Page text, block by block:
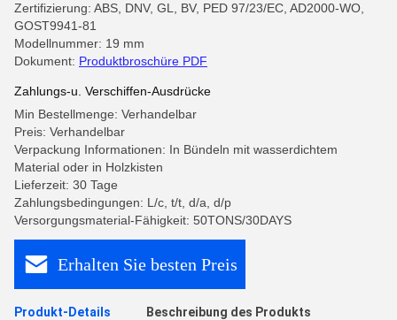
Zertifizierung: ABS, DNV, GL, BV, PED 97/23/EC, AD2000-WO,
GOST9941-81
Modellnummer: 19 mm
Dokument: Produktbroschüre PDF
Zahlungs-u. Verschiffen-Ausdrücke
Min Bestellmenge: Verhandelbar
Preis: Verhandelbar
Verpackung Informationen: In Bündeln mit wasserdichtem
Material oder in Holzkisten
Lieferzeit: 30 Tage
Zahlungsbedingungen: L/c, t/t, d/a, d/p
Versorgungsmaterial-Fähigkeit: 50TONS/30DAYS
Erhalten Sie besten Preis
Produkt-Details Beschreibung des Produkts